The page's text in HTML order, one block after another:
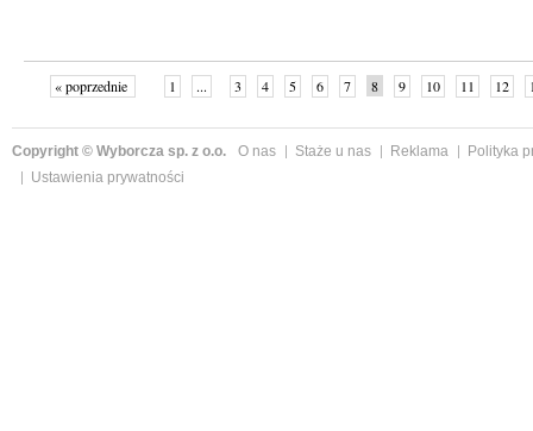
« poprzednie 1 ... 3 4 5 6 7 8 9 10 11 12
Copyright © Wyborcza sp. z o.o. O nas Staże u nas Reklama
Polityka
Ustawienia prywatności